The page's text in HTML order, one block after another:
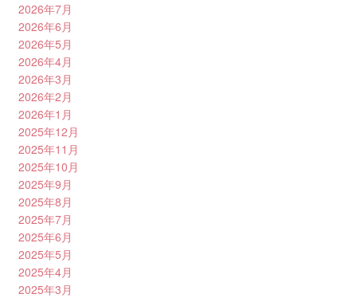
2026年7月
2026年6月
2026年5月
2026年4月
2026年3月
2026年2月
2026年1月
2025年12月
2025年11月
2025年10月
2025年9月
2025年8月
2025年7月
2025年6月
2025年5月
2025年4月
2025年3月